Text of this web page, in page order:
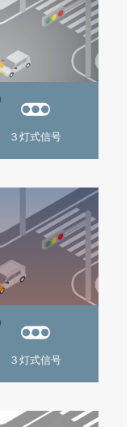
３灯式信号
３灯式信号